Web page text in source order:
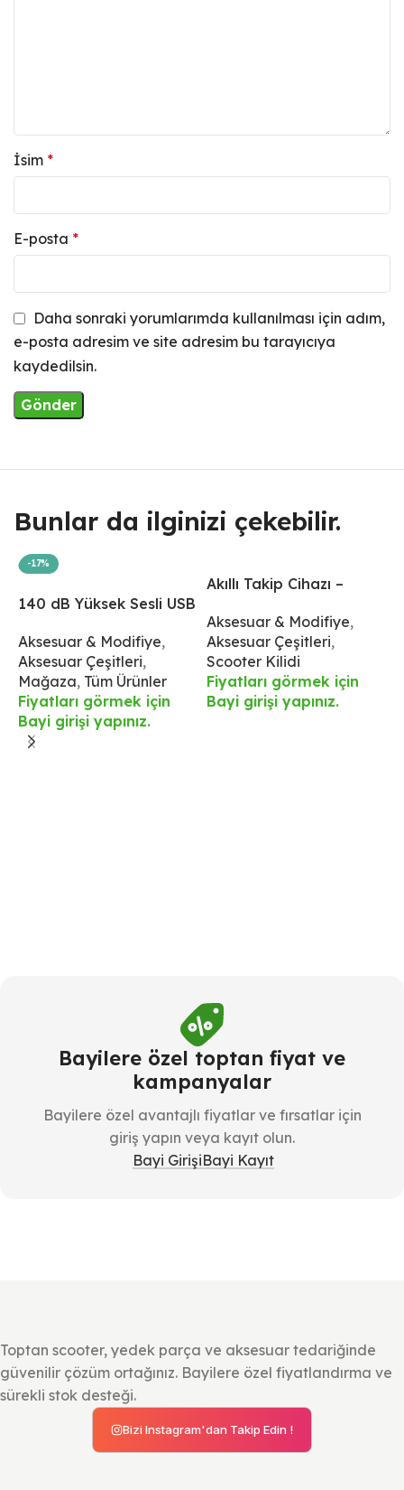
İsim *
E-posta *
Daha sonraki yorumlarımda kullanılması için adım,
e-posta adresim ve site adresim bu tarayıcıya
kaydedilsin.
Bunlar da ilginizi çekebilir.
-17%
140 dB Yüksek Sesli USB
Işıklı Ön Aydınlatma –
IPX6 Su Geçirmez
Aksesuar & Modifiye,
Aksesuar Çeşitleri,
Mağaza, Tüm Ürünler
Fiyatları görmek için
Bayi girişi yapınız.
Akıllı Takip Cihazı –
Aksesuar & Modifiye,
Aksesuar Çeşitleri,
Scooter Kilidi
Fiyatları görmek için
Bayi girişi yapınız.
Bayilere özel toptan fiyat ve
kampanyalar
Bayilere özel avantajlı fiyatlar ve fırsatlar için
giriş yapın veya kayıt olun.
Bayi GirişiBayi Kayıt
Toptan scooter, yedek parça ve aksesuar tedariğinde
güvenilir çözüm ortağınız. Bayilere özel fiyatlandırma ve
sürekli stok desteği.
Bizi Instagram'dan Takip Edin !